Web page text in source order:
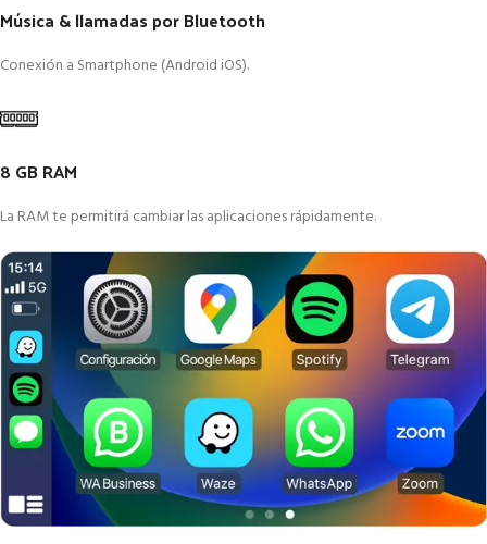
Música & llamadas por Bluetooth
Conexión a Smartphone (Android iOS).
8 GB RAM
La RAM te permitirá cambiar las aplicaciones rápidamente.